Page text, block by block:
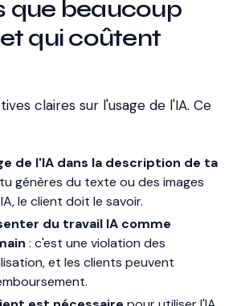
que beaucoup
qui coûtent
claires sur l'usage de l'IA. Ce
de l'IA dans la description de ta
génères du texte ou des images
le client doit le savoir.
du travail IA comme
: c'est une violation des
et les clients peuvent